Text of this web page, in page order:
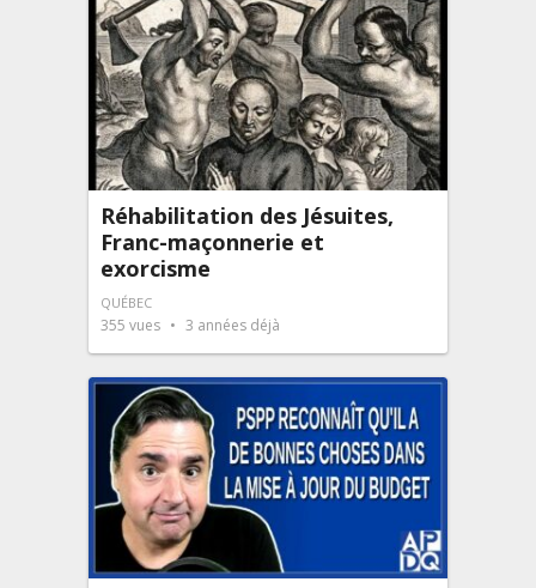
Réhabilitation des Jésuites,
Franc-maçonnerie et
exorcisme
QUÉBEC
355 vues 3 années déjà